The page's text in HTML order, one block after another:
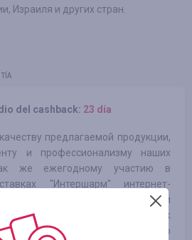
Израиля и других стран.
del cashback: 23 día
предлагаемой продукции,
и профессионализму наших
же ежегодному участию в
"Интершарм" интернет-
за небольшой период времени
в области продаж
как для домашнего